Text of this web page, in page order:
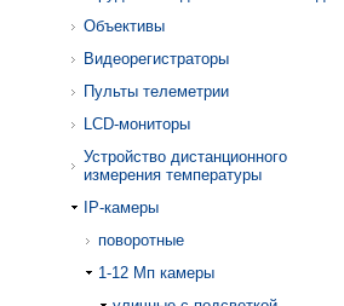
Объективы
Видеорегистраторы
Пульты телеметрии
LCD-мониторы
Устройство дистанционного
измерения температуры
IP-камеры
поворотные
1-12 Mп камеры